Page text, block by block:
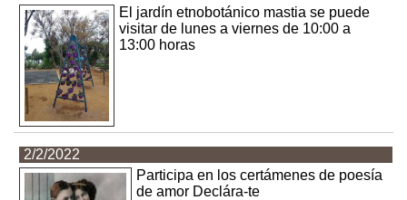
El jardín etnobotánico mastia se puede
visitar de lunes a viernes de 10:00 a
13:00 horas
2/2/2022
Participa en los certámenes de poesía
de amor Declára-te